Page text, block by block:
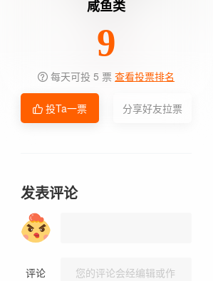
咸鱼类
9
每天可投 5 票 查看投票排名
投Ta一票 分享好友拉票
发表评论
评论